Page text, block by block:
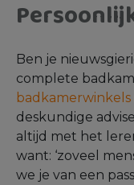
Ben je
complete
badkamerwinkels
deskundige
altijd met het
want: ‘zoveel
we je van een